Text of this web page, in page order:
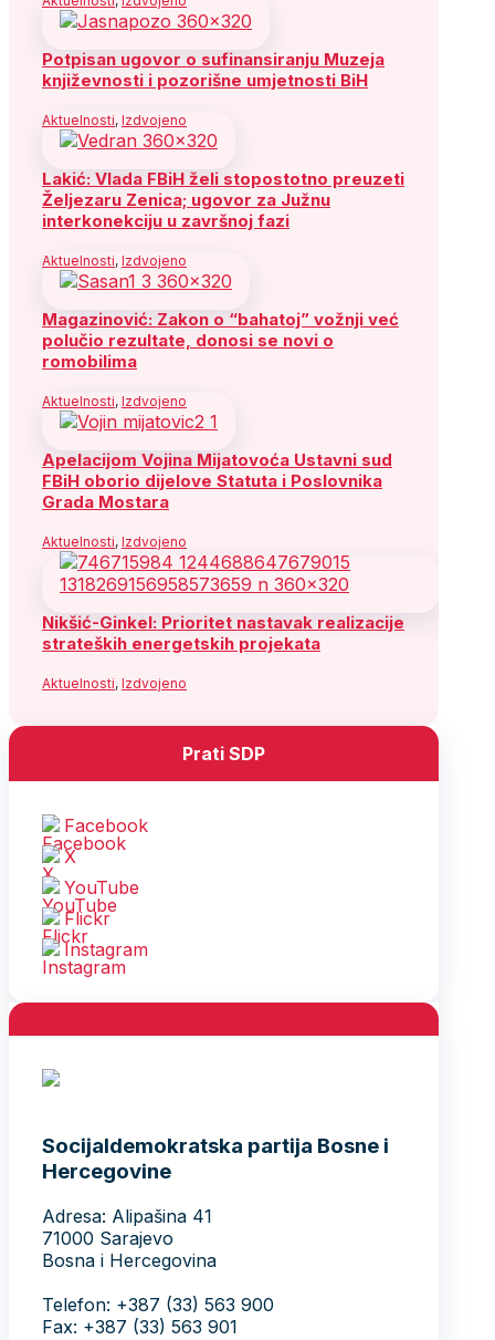
Potpisan ugovor o sufinansiranju Muzeja
književnosti i pozorišne umjetnosti BiH
Aktuelnosti, Izdvojeno
Lakić: Vlada FBiH želi stopostotno preuzeti
Željezaru Zenica; ugovor za Južnu
interkonekciju u završnoj fazi
Aktuelnosti, Izdvojeno
Magazinović: Zakon o “bahatoj” vožnji već
polučio rezultate, donosi se novi o
romobilima
Aktuelnosti, Izdvojeno
Apelacijom Vojina Mijatovoća Ustavni sud
FBiH oborio dijelove Statuta i Poslovnika
Grada Mostara
Aktuelnosti, Izdvojeno
Nikšić-Ginkel: Prioritet nastavak realizacije
strateških energetskih projekata
Aktuelnosti, Izdvojeno
Prati SDP
Facebook
X
YouTube
Flickr
Instagram
Socijaldemokratska partija Bosne i
Hercegovine
Adresa: Alipašina 41
71000 Sarajevo
Bosna i Hercegovina
Telefon: +387 (33) 563 900
Fax: +387 (33) 563 901